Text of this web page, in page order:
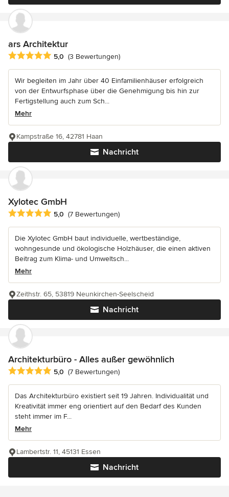
ars Architektur
Durchschnittliche Bewertung: 5 von 5 Sternen
5,0 (3 Bewertungen)
Wir begleiten im Jahr über 40 Einfamilienhäuser erfolgreich
von der Entwurfsphase über die Genehmigung bis hin zur
Fertigstellung auch zum Sch...
Mehr
Nachricht
Kampstraße 16, 42781 Haan
Xylotec GmbH
Durchschnittliche Bewertung: 5 von 5 Sternen
5,0 (7 Bewertungen)
Die Xylotec GmbH baut individuelle, wertbeständige,
wohngesunde und ökologische Holzhäuser, die einen aktiven
Beitrag zum Klima- und Umweltsch...
Mehr
Nachricht
Zeithstr. 65, 53819 Neunkirchen-Seelscheid
Architekturbüro - Alles außer gewöhnlich
Durchschnittliche Bewertung: 5 von 5 Sternen
5,0 (7 Bewertungen)
Das Architekturbüro existiert seit 19 Jahren. Individualität und
Kreativität immer eng orientiert auf den Bedarf des Kunden
steht immer im F...
Mehr
Nachricht
Lambertstr. 11, 45131 Essen